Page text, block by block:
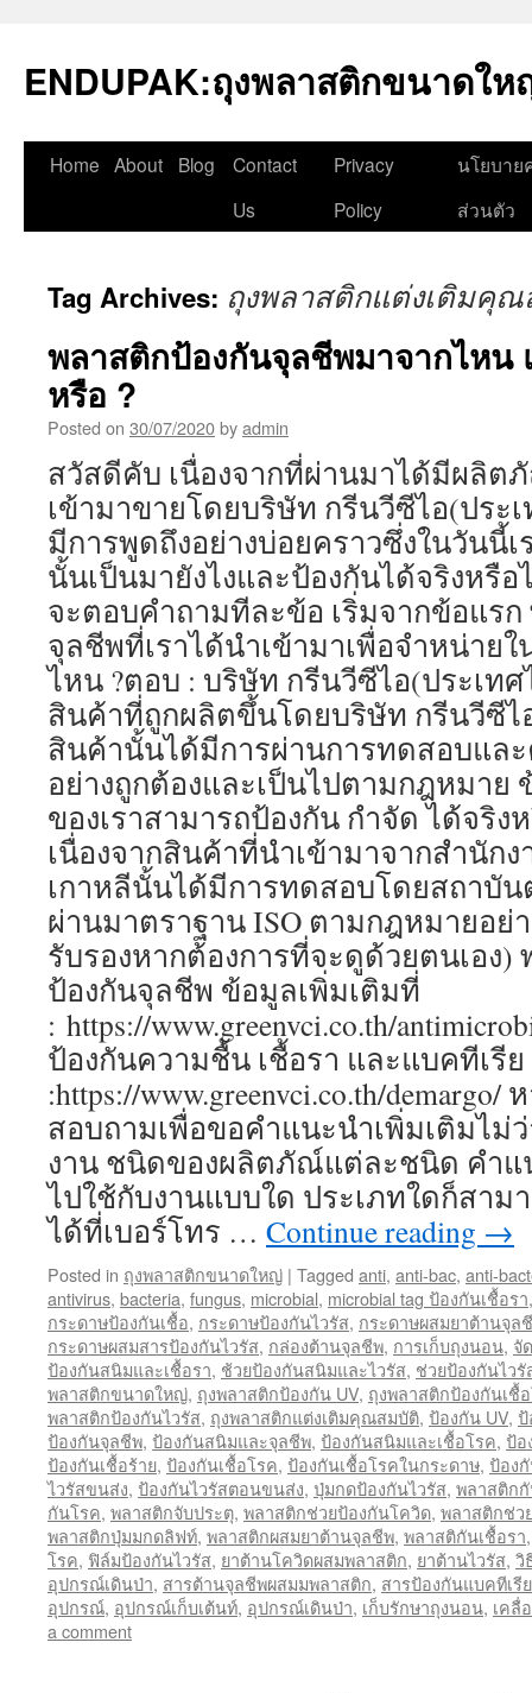
content
ENDUPAK:ถุงพลาสติกขนาดให
Home About Blog
Contact
Us
Privacy
Policy
นโยบาย
ส่วนตัว
Tag Archives: ถุงพลาสติกแต่งเติมคุ
พลาสติกป้องกันจุลชีพมาจากไหน
หรือ ?
Posted on 30/07/2020byadmin
สวัสดีคับ เนื่องจากที่ผ่านมาได้มีผลิ
เข้ามาขายโดยบริษัท กรีนวีซีไอ(ประ
มีการพูดถึงอย่างบ่อยคราวซึ่งในวันนี้
นั้นเป็นมายังไงและป้องกันได้จริงหรื
จะตอบคำถามทีละข้อ เริ่มจากข้อแร
จุลชีพที่เราได้นำเข้ามาเพื่อจำหน่าย
ไหน ?ตอบ : บริษัท กรีนวีซีไอ(ประเท
สินค้าที่ถูกผลิตขึ้นโดยบริษัท กรีนวีซีไ
สินค้านั้นได้มีการผ่านการทดสอบแล
อย่างถูกต้องและเป็นไปตามกฎหมา
ของเราสามารถป้องกัน กำจัด ได้จริง
เนื่องจากสินค้าที่นำเข้ามาจากสำนัก
เกาหลีนั้นได้มีการทดสอบโดยสถาบัน
ผ่านมาตราฐาน ISO ตามกฎหมายอย่
รับรองหากต้องการที่จะดูด้วยตนเอง
ป้องกันจุลชีพ ข้อมูลเพิ่มเติมที่
: https://www.greenvci.co.th/
ป้องกันความชื้น เชื้อรา และแบคทีเรี
:https://www.greenvci.co.th/
สอบถามเพื่อขอคำแนะนำเพิ่มเติมไม่
งาน ชนิดของผลิตภัณ์แต่ละชนิด คำแ
ไปใช้กับงานแบบใด ประเภทใดก็สาม
ได้ที่เบอร์โทร … Continue reading →
Posted in ถุงพลาสติกขนาดใหญ่ | Tagged anti, anti-bac, anti-
antivirus, bacteria, fungus, microbial, microbial tag ป้องกันเชื้อรา
กระดาษป้องกันเชื้อ, กระดาษป้องกันไวรัส, กระดาษผสมยาต้านจุล
กระดาษผสมสารป้องกันไวรัส, กล่องต้านจุลชีพ, การเก็บถุงนอน, จั
ป้องกันสนิมและเชื้อรา, ช้วยป้องกันสนิมและไวรัส, ช่วยป้องกันไว
พลาสติกขนาดใหญ่, ถุงพลาสติกป้องกัน UV, ถุงพลาสติกป้องกันเชื้
พลาสติกป้องกันไวรัส, ถุงพลาสติกแต่งเติมคุณสมบัติ, ป้องกัน UV,
ป้องกันจุลชีพ, ป้องกันสนิมและจุลชีพ, ป้องกันสนิมและเชื้อโรค, ป้อ
ป้องกันเชื้อร้าย, ป้องกันเชื้อโรค, ป้องกันเชื้อโรคในกระดาษ, ป้อง
ไวรัสขนส่ง, ป้องกันไวรัสตอนขนส่ง, ปุ่มกดป้องกันไวรัส, พลาสติก
กันโรค, พลาสติกจับประตุ, พลาสติกช่วยป้องกันโควิด, พลาสติกช่ว
พลาสติกปุ่มมกดลิฟท์, พลาสติกผสมยาต้านจุลชีพ, พลาสติกันเชื้อรา
โรค, ฟิล์มป้องกันไวรัส, ยาต้านโควิดผสมพลาสติก, ยาต้านไวรัส, วิ
อุปกรณ์เดินป่า, สารต้านจุลชีพผสมมพลาสติก, สารป้องกันแบคทีเรีย
อุปกรณ์, อุปกรณ์เก็บเต้นท์, อุปกรณ์เดินป่า, เก็บรักษาถุงนอน, เคลื่
a comment